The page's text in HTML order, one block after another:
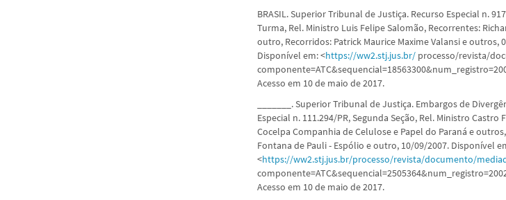
BRASIL. Superior Tribunal de Justiça. Recurso Especial n.
Turma, Rel. Ministro Luis Felipe Salomão, Recorrentes:
outro, Recorridos: Patrick Maurice Maxime Valansi e outros,
Disponível em: <https://ww2.stj.jus.br/ processo/revista/
Acesso em 10 de maio de 2017.
_______. Superior Tribunal de Justiça. Embargos de
Especial n. 111.294/PR, Segunda Seção, Rel. Ministro Castro
Cocelpa Companhia de Celulose e Papel do Paraná e
Fontana de Pauli - Espólio e outro, 10/09/2007. Disponível
<https://ww2.stj.jus.br/processo/revista/documento/
Acesso em 10 de maio de 2017.